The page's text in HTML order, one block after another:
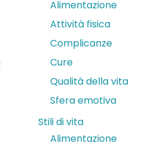
Alimentazione
Attività fisica
Complicanze
Cure
Qualità della vita
Sfera emotiva
Stili di vita
Alimentazione